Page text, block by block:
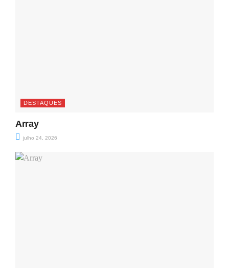
DESTAQUES
Array
julho 24, 2026